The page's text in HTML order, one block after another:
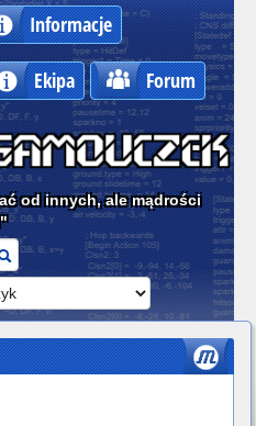
Informacje
Ekipa Forum
od innych, ale mądrości